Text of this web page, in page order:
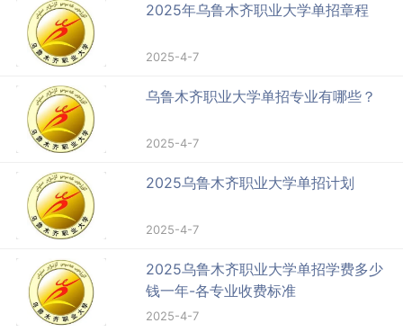
2025年乌鲁木齐职业大学单招章程
2025-4-7
乌鲁木齐职业大学单招专业有哪些？
2025-4-7
2025乌鲁木齐职业大学单招计划
2025-4-7
2025乌鲁木齐职业大学单招学费多少
钱一年-各专业收费标准
2025-4-7